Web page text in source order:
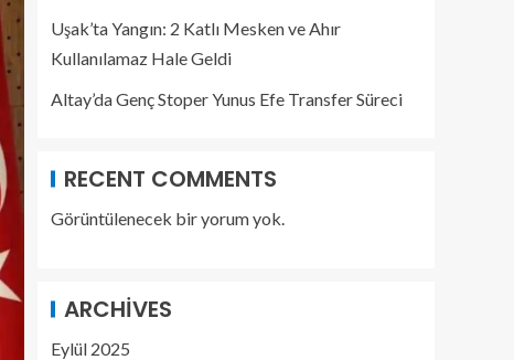
Uşak’ta Yangın: 2 Katlı Mesken ve Ahır
Kullanılamaz Hale Geldi
Altay’da Genç Stoper Yunus Efe Transfer Süreci
RECENT COMMENTS
Görüntülenecek bir yorum yok.
ARCHIVES
Eylül 2025